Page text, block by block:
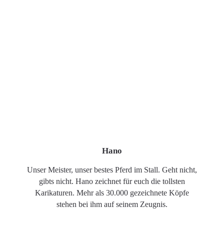
Hano
Unser Meister, unser bestes Pferd im Stall. Geht nicht,
gibts nicht. Hano zeichnet für euch die tollsten
Karikaturen. Mehr als 30.000 gezeichnete Köpfe
stehen bei ihm auf seinem Zeugnis.